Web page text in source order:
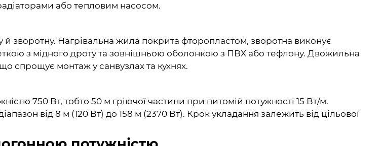
або тепловим насосом.
й зворотну. Нагрівальна жила покрита фторопластом, зворотна виконує
з мідного дроту та зовнішньою оболонкою з ПВХ або тефлону. Двожильна
спрощує монтаж у санвузлах та кухнях.
750 Вт, тобто 50 м гріючої частини при питомій потужності 15 Вт/м.
від 8 м (120 Вт) до 158 м (2370 Вт). Крок укладання залежить від цільової